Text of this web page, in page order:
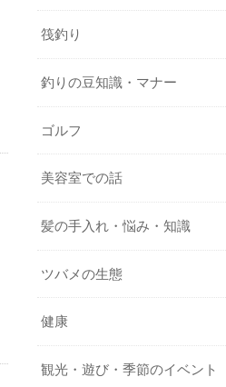
筏釣り
釣りの豆知識・マナー
ゴルフ
美容室での話
髪の手入れ・悩み・知識
ツバメの生態
健康
観光・遊び・季節のイベント